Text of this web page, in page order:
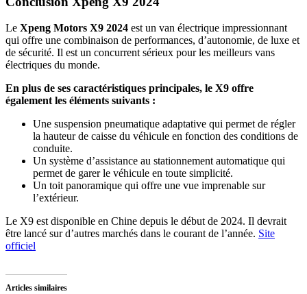
Le Xpeng Motors X9 2024 est un van électrique impressionnant
qui offre une combinaison de performances, d’autonomie, de luxe et
de sécurité. Il est un concurrent sérieux pour les meilleurs vans
électriques du monde.
En plus de ses caractéristiques principales, le X9 offre
également les éléments suivants :
Une suspension pneumatique adaptative qui permet de régler
la hauteur de caisse du véhicule en fonction des conditions de
conduite.
Un système d’assistance au stationnement automatique qui
permet de garer le véhicule en toute simplicité.
Un toit panoramique qui offre une vue imprenable sur
l’extérieur.
Le X9 est disponible en Chine depuis le début de 2024. Il devrait
être lancé sur d’autres marchés dans le courant de l’année. Site
officiel
Articles similaires